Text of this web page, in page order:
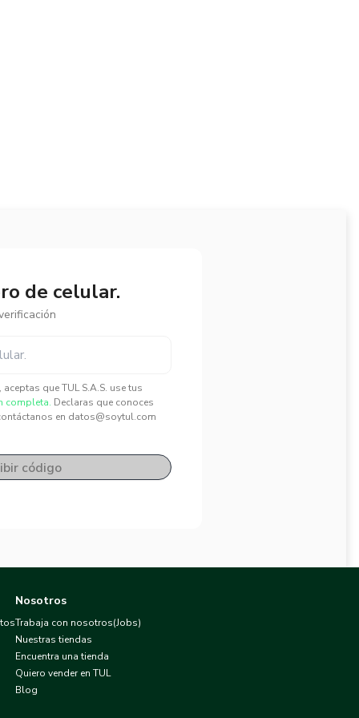
de celular.
que TUL S.A.S. use tus
completa. Declaras que conoces
en datos@soytul.com
código
Nosotros
Trabaja con nosotros(Jobs)
Nuestras tiendas
Encuentra una tienda
Quiero vender en TUL
Blog